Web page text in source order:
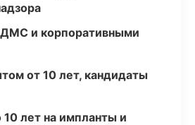
ДМС и корпоративными
от 10 лет, кандидаты
10 лет на импланты и